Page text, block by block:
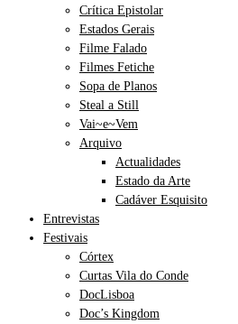
Crítica Epistolar
Estados Gerais
Filme Falado
Filmes Fetiche
Sopa de Planos
Steal a Still
Vai~e~Vem
Arquivo
Actualidades
Estado da Arte
Cadáver Esquisito
Entrevistas
Festivais
Córtex
Curtas Vila do Conde
DocLisboa
Doc’s Kingdom